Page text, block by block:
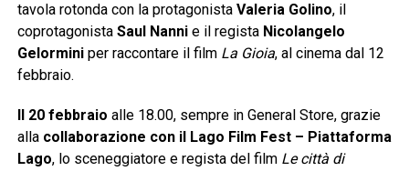
tavola rotonda con la protagonista Valeria Golino, il
coprotagonista Saul Nanni e il regista Nicolangelo
Gelormini per raccontare il film La Gioia, al cinema dal 12
febbraio.
Il 20 febbraio alle 18.00, sempre in General Store, grazie
alla collaborazione con il Lago Film Fest – Piattaforma
Lago, lo sceneggiatore e regista del film Le città di